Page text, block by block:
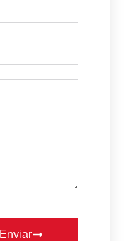
Enviar